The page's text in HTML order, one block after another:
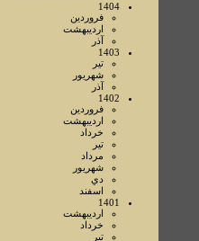
1404
فروردين
ارديبهشت
آذر
1403
تير
شهريور
آذر
1402
فروردين
ارديبهشت
خرداد
تير
مرداد
شهريور
دي
اسفند
1401
ارديبهشت
خرداد
تير